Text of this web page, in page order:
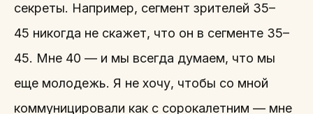
секреты. Например, сегмент зрителей 35–
45 никогда не скажет, что он в сегменте 35–
45. Мне 40 — и мы всегда думаем, что мы
еще молодежь. Я не хочу, чтобы со мной
коммуницировали как с сорокалетним — мне